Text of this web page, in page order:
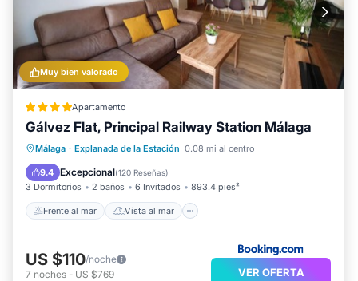
Muy bien valorado
Apartamento
Gálvez Flat, Principal Railway Station Málaga
Málaga · Explanada de la Estación 0.08 mi al centro
9.4 Excepcional(120 Reseñas)
3 Dormitorios 2 baños 6 Invitados 893.4 pies²
Frente al mar Vista al mar
Frente al mar
Vista al mar
Balcón/Terraza
US $110/noche
7 noches - US $769 VER OFERTA